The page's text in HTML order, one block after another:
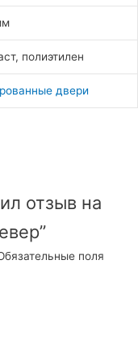
полиэтилен
двери
отзыв на
поля